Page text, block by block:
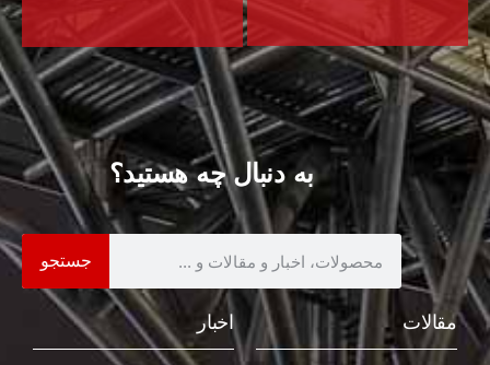
به دنبال چه هستید؟
جستجو
مقالات اخبار